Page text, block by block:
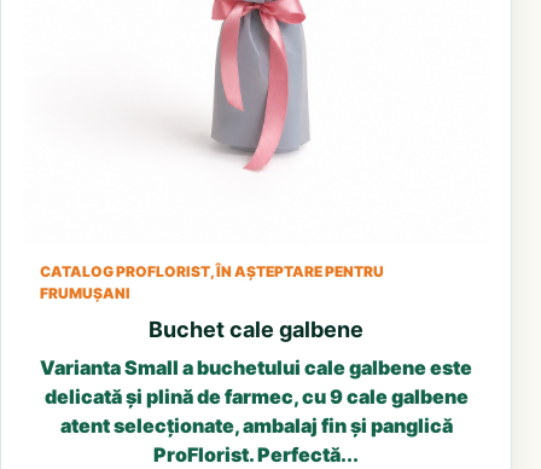
CATALOG PROFLORIST, ÎN AȘTEPTARE PENTRU
FRUMUȘANI
Buchet cale galbene
Varianta Small a buchetului cale galbene este
delicată și plină de farmec, cu 9 cale galbene
atent selecționate, ambalaj fin și panglică
ProFlorist. Perfectă...